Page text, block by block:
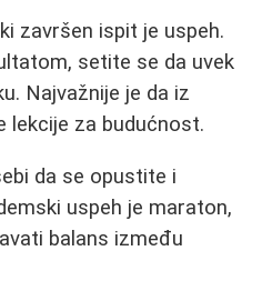
završen ispit je uspeh.
setite se da uvek
Najvažnije je da iz
lekcije za budućnost.
da se opustite i
uspeh je maraton,
balans između